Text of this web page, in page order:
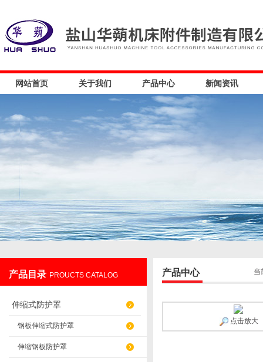
网站首页 关于我们 产品中心 新闻资讯
产品目录 PROUCTS CATALOG
伸缩式防护罩
钢板伸缩式防护罩
伸缩钢板防护罩
当
产品中心
点击放大